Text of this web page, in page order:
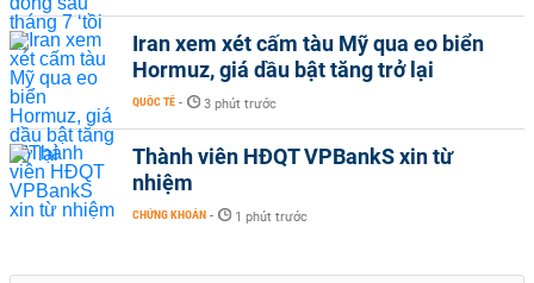
Iran xem xét cấm tàu Mỹ qua eo biển
Hormuz, giá dầu bật tăng trở lại
QUỐC TẾ - 3 phút trước
Thành viên HĐQT VPBankS xin từ
nhiệm
CHỨNG KHOÁN - 1 phút trước